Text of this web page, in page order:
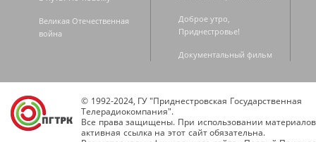
Великая Отечественная
война
Доброе утро,
Приднестровье!
Документальный фильм
© 1992-2024, ГУ "Приднестровская Государственная
Телерадиокомпания".
Все права защищены. При использовании
активная ссылка на этот сайт обязательна.